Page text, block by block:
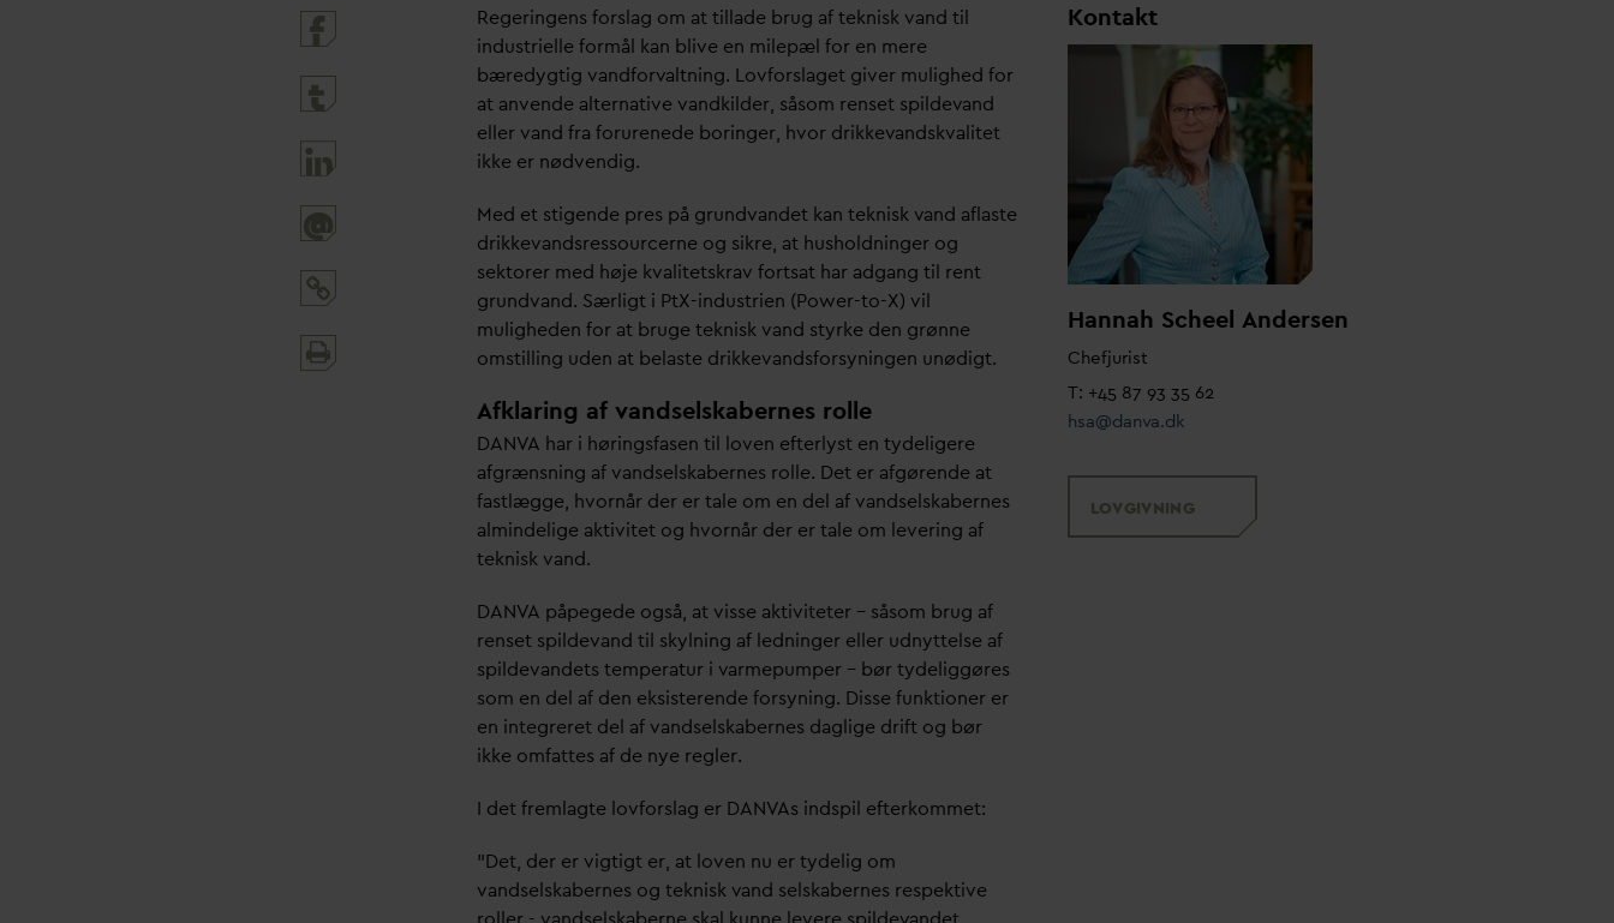
@
Regeringens forslag om at tillade brug af teknisk vand til
industrielle formål kan blive en milepæl for en mere
bæredygtig vandforvaltning. Lovforslaget giver mulighed for
at anvende alternative vandkilder, såsom renset spildevand
eller vand fra forurenede boringer, hvor drikkevandskvalitet
ikke er nødvendig.
Med et stigende pres på grundvandet kan teknisk vand aflaste
drikkevandsressourcerne og sikre, at husholdninger og
sektorer med høje kvalitetskrav fortsat har adgang til rent
grundvand. Særligt i PtX-industrien (Power-to-X) vil
muligheden for at bruge teknisk vand styrke den grønne
omstilling uden at belaste drikkevandsforsyningen unødigt.
Afklaring af vandselskabernes rolle
DANVA har i høringsfasen til loven efterlyst en tydeligere
afgrænsning af vandselskabernes rolle. Det er afgørende at
fastlægge, hvornår der er tale om en del af vandselskabernes
almindelige aktivitet og hvornår der er tale om levering af
teknisk vand.
DANVA påpegede også, at visse aktiviteter – såsom brug af
renset spildevand til skylning af ledninger eller udnyttelse af
spildevandets temperatur i varmepumper – bør tydeliggøres
som en del af den eksisterende forsyning. Disse funktioner er
en integreret del af vandselskabernes daglige drift og bør
ikke omfattes af de nye regler.
I det fremlagte lovforslag er DANVAs indspil efterkommet:
”Det, der er vigtigt er, at loven nu er tydelig om
vandselskabernes og teknisk vand selskabernes respektive
Kontakt
Hannah Scheel Andersen
Chefjurist
T: +45 87 93 35 62
hsa@danva.dk
LOVGIVNING